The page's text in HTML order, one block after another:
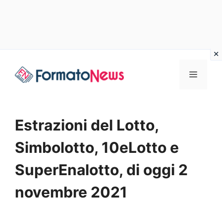
Menu
Estrazioni del Lotto,
Simbolotto, 10eLotto e
SuperEnalotto, di oggi 2
novembre 2021